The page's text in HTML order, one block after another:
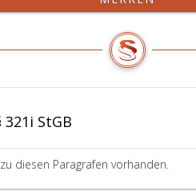
StGB
diesen Paragrafen vorhanden.